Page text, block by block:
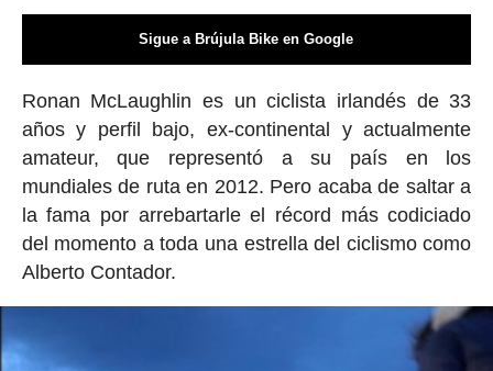
Sigue a Brújula Bike en Google
Ronan McLaughlin es un ciclista irlandés de 33
años y perfil bajo, ex-continental y actualmente
amateur, que representó a su país en los
mundiales de ruta en 2012. Pero acaba de saltar a
la fama por arrebartarle el récord más codiciado
del momento a toda una estrella del ciclismo como
Alberto Contador.